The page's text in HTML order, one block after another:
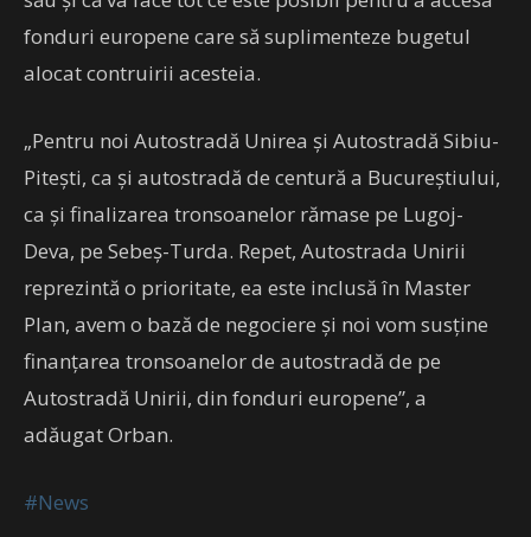
fonduri europene care să suplimenteze bugetul
alocat contruirii acesteia.
„Pentru noi Autostradă Unirea și Autostradă Sibiu-
Pitești, ca și autostradă de centură a Bucureștiului,
ca și finalizarea tronsoanelor rămase pe Lugoj-
Deva, pe Sebeș-Turda. Repet, Autostrada Unirii
reprezintă o prioritate, ea este inclusă în Master
Plan, avem o bază de negociere și noi vom susține
finanțarea tronsoanelor de autostradă de pe
Autostradă Unirii, din fonduri europene”, a
adăugat Orban.
#News